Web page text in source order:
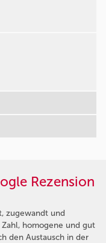
Rezension
zugewandt und
homogene und gut
den Austausch in der